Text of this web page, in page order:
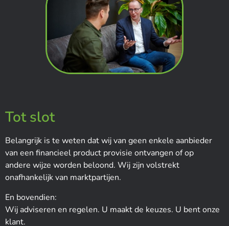
Tot slot
Belangrijk is te weten dat wij van geen enkele aanbieder
van een financieel product provisie ontvangen of op
andere wijze worden beloond. Wij zijn volstrekt
onafhankelijk van marktpartijen.
En bovendien:
Wij adviseren en regelen. U maakt de keuzes. U bent onze
klant.